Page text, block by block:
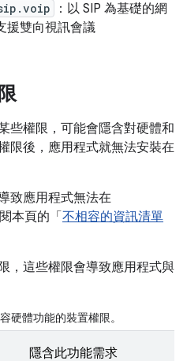
：以 SIP 為基礎的網
援雙向視訊會議
些權限，可能會隱含對硬體和
限後，應用程式就無法安裝在
致應用程式無法在
本頁的「 不相容的資訊清單
，這些權限會導致應用程式與
硬體功能的裝置權限。
隱含此功能需求